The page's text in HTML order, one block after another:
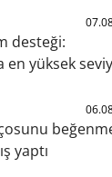
desteği:
en yüksek
yaptı